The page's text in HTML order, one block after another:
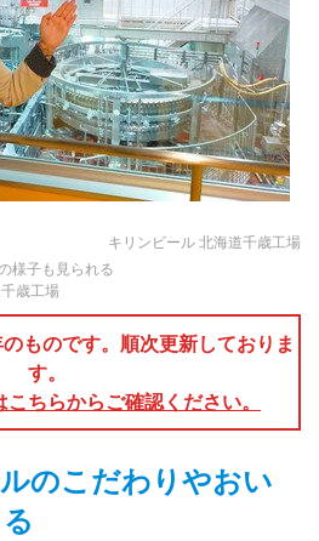
キリンビール 北海道千歳工場
様子も見られる
歳工場
ものです。順次更新しておりま
す。
ちらからご確認ください。
のこだわりやおい